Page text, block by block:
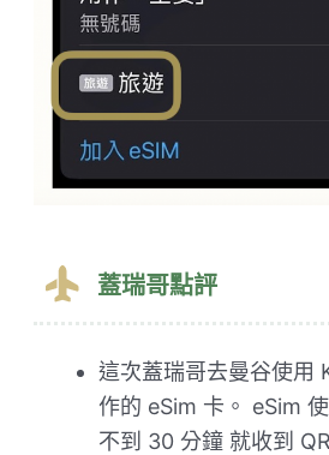
蓋瑞哥點評
這次蓋瑞哥去曼谷使用
作的 eSim 卡。 eSim
不到 30 分鐘 就收到